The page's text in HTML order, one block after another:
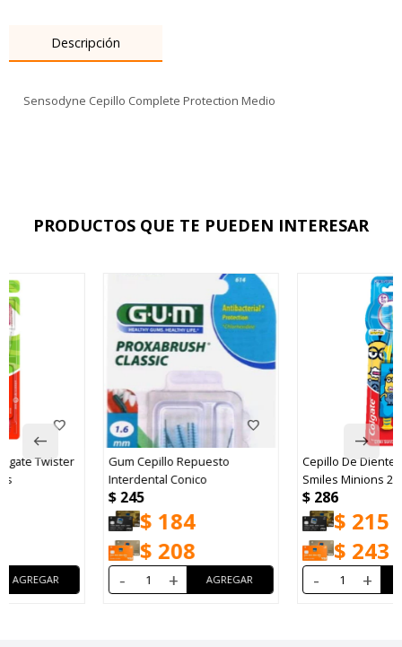
Descripción
Sensodyne Cepillo Complete Protection Medio
PRODUCTOS QUE TE PUEDEN INTERESAR
Gum Cepillo Repuesto
Interdental Conico
184
208
-
Cepillo De Dientes Colgate
Smiles Minions 2 U
215
243
-